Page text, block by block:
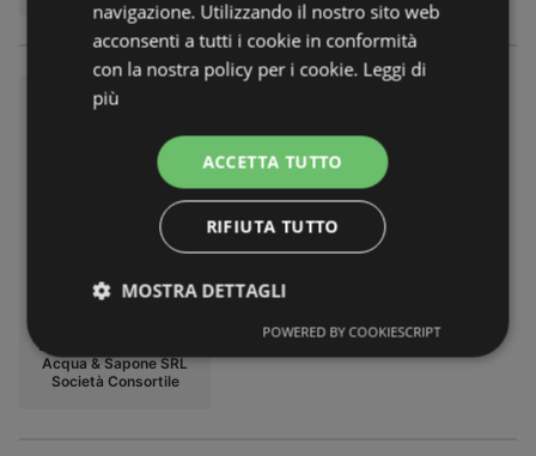
Volantino – 14 pagine
Volantino valida fino:
26,61 km
DISPONIBILE PRESSO:
Acqua & Sapone SRL
Società Consortile
navigazione. Utilizzando il nostro sito web
acconsenti a tutti i cookie in conformità
con la nostra policy per i cookie. Leggi di
più
ACCETTA TUTTO
RIFIUTA TUTTO
MOSTRA DETTAGLI
POWERED BY COOKIESCRIPT